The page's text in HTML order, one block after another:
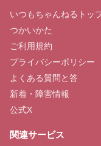
いつもちゃんねるトッ
つかいかた
ご利用規約
プライバシーポリシー
よくある質問と答
新着・障害情報
公式X
関連サービス